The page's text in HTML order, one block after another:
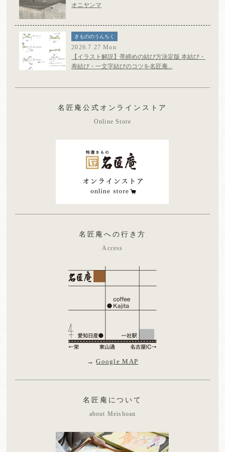
オニヤンマ
きもののうんちく
2026.7.27 Mon
【イラスト解説】帯締めの結び方決定版 本結び・
寿結び・一文字結びのコツを名匠庵...
名匠庵公式オンラインストア
Online Store
名匠庵への行き方
Access
→Google MAP
名匠庵について
about Meishoan